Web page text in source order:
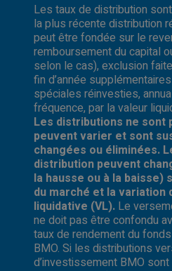
Les taux de distribution
la plus récente distribution
peut être fondée sur le
remboursement du capital
selon le cas), exclusion
fin d’année
spéciales réinvesties,
fréquence, par la valeur
Les distributions ne sont
peuvent varier et sont
changées ou éliminées.
distribution peuvent
la hausse ou à la baisse)
du marché et la variation
liquidative (VL). Le
ne doit pas être confondu
taux de rendement du
BMO. Si les distributions
d’investissement BMO